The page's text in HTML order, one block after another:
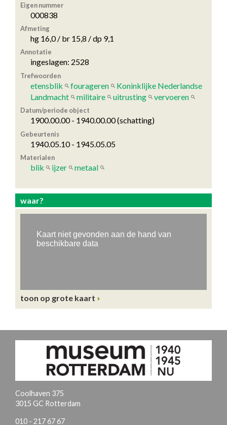
Eigen nummer
000838
Afmeting
hg 16,0 / br 15,8 / dp 9,1
Annotatie
ingeslagen: 2528
Trefwoorden
etensblik fourageren
Koninklijke Nederlandse
Landmacht
militaire uitrusting vervoeren
Datum/periode object
1900.00.00 - 1940.00.00 (schatting)
Gebeurtenis
1940.05.10 - 1945.05.05
Materialen
blik ijzer metaal
waar?
toon op grote kaart
Coolhaven 375
3015 GC Rotterdam
010 - 217 67 67